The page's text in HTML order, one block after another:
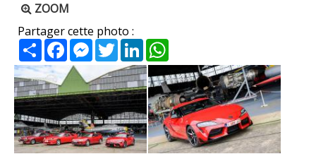
ZOOM
Partager cette photo :
PartagerFacebookMessenger
TwitterLinkedIn